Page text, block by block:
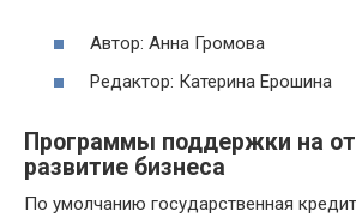
Автор: Анна Громова
Редактор: Катерина Ерошина
Программы поддержки на
развитие бизнеса
По умолчанию государственная